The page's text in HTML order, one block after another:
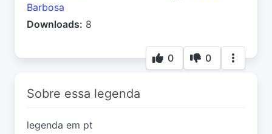
Barbosa
Downloads: 8
0 0
Sobre essa legenda
legenda em pt